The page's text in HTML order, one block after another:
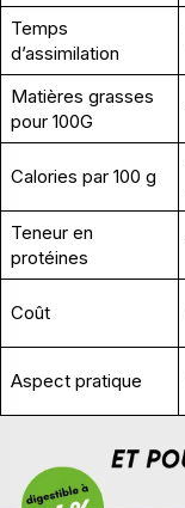
Temps
d’assimilation
Matières grasses
pour 100G
Calories par 100 g
Teneur en
protéines
Coût
Aspect pratique